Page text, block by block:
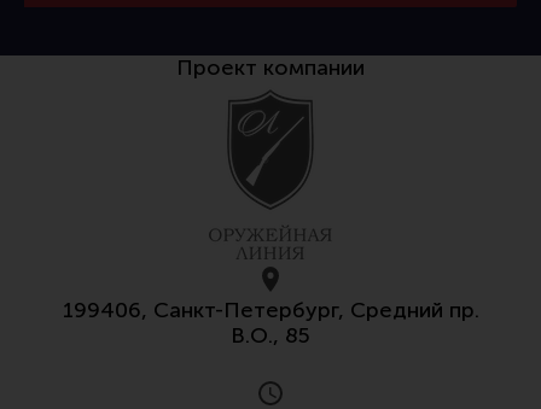
Проект компании
199406, Санкт-Петербург, Средний пр.
В.О., 85